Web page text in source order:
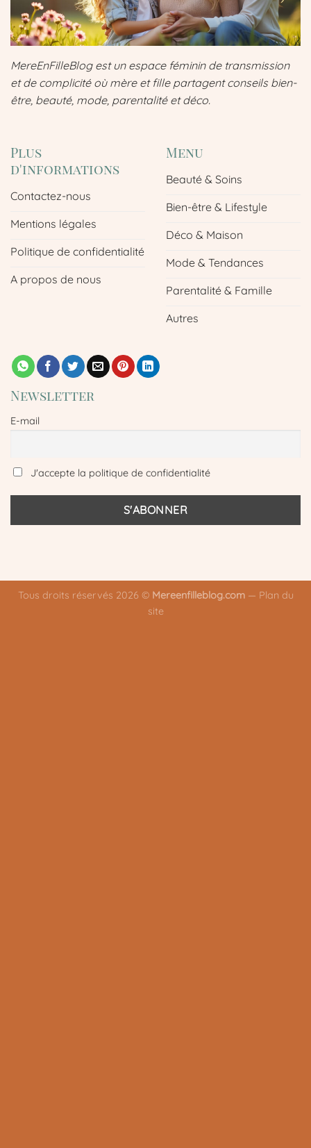
MereEnFilleBlog est un espace féminin de transmission
et de complicité où mère et fille partagent conseils bien-
être, beauté, mode, parentalité et déco.
Plus
d'informations
Contactez-nous
Mentions légales
Politique de confidentialité
A propos de nous
Menu
Beauté & Soins
Bien-être & Lifestyle
Déco & Maison
Mode & Tendances
Parentalité & Famille
Autres
Newsletter
E-mail
J'accepte la politique de confidentialité
Tous droits réservés 2026 © Mereenfilleblog.com— Plan du
site